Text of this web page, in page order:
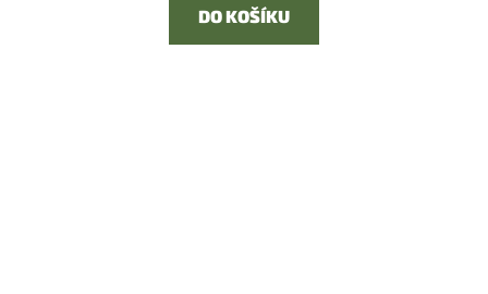
DO KOŠÍKU